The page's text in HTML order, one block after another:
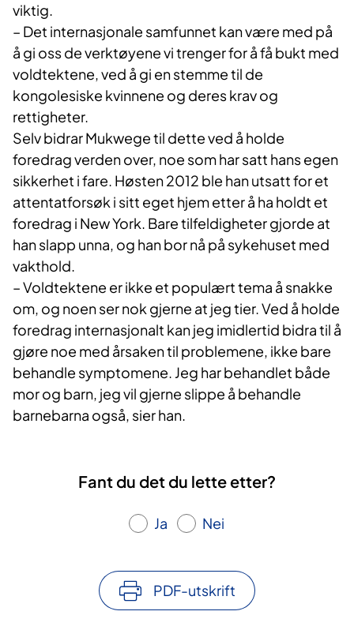
viktig.
– Det internasjonale samfunnet kan være med på
å gi oss de verktøyene vi trenger for å få bukt med
voldtektene, ved å gi en stemme til de
kongolesiske kvinnene og deres krav og
rettigheter.
Selv bidrar Mukwege til dette ved å holde
foredrag verden over, noe som har satt hans egen
sikkerhet i fare. Høsten 2012 ble han utsatt for et
attentatforsøk i sitt eget hjem etter å ha holdt et
foredrag i New York. Bare tilfeldigheter gjorde at
han slapp unna, og han bor nå på sykehuset med
vakthold.
– Voldtektene er ikke et populært tema å snakke
om, og noen ser nok gjerne at jeg tier. Ved å holde
foredrag internasjonalt kan jeg imidlertid bidra til å
gjøre noe med årsaken til problemene, ikke bare
behandle symptomene. Jeg har behandlet både
mor og barn, jeg vil gjerne slippe å behandle
barnebarna også, sier han.
Fant du det du lette etter?
Ja Nei
PDF-utskrift